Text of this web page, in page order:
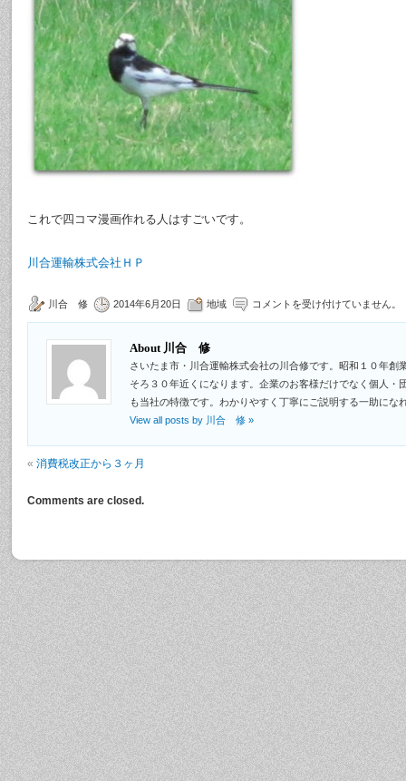
これで四コマ漫画作れる人はすごいです。
川合運輸株式会社ＨＰ
川合 修 2014年6月20日 地域 コメントを受け付けていません。
About 川合 修
さいたま市・川合運輸株式会社の川合修です。昭和１０年創
そろ３０年近くになります。企業のお客様だけでなく個人・
も当社の特徴です。わかりやすく丁寧にご説明する一助にな
View all posts by 川合 修 »
« 消費税改正から３ヶ月
Comments are closed.